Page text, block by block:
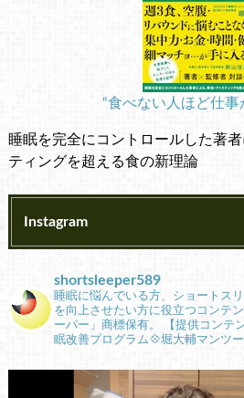
“食べない人ほど仕事
睡眠を完全にコントロールした著
ティングを超える食の新理論
Instagram
shortsleeper589
睡眠に悩んでいる方、ショートス
を向上させたい方に役立つコンテ
ーパー」商標保有。
【提供コンテ
眠改善プログラム💠堀大輔マンツ